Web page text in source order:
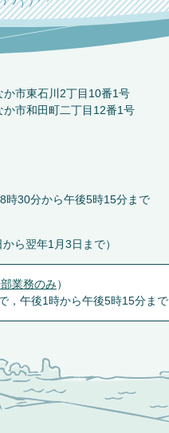
市東石川2丁目10番1号
市和田町二丁目12番1号
時30分から午後5時15分まで
ら翌年1月3日まで）
業務のみ）
午後1時から午後5時15分まで